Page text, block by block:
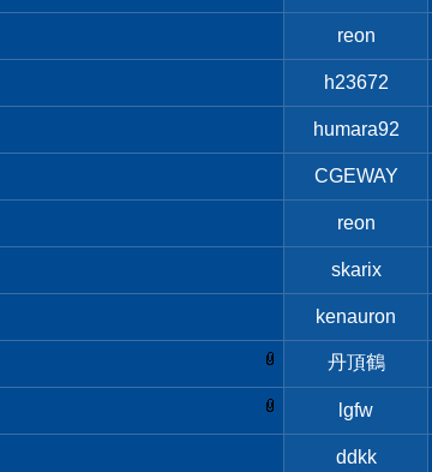
reon
h23672
humara92
CGEWAY
reon
skarix
kenauron
丹頂鶴
lgfw
ddkk